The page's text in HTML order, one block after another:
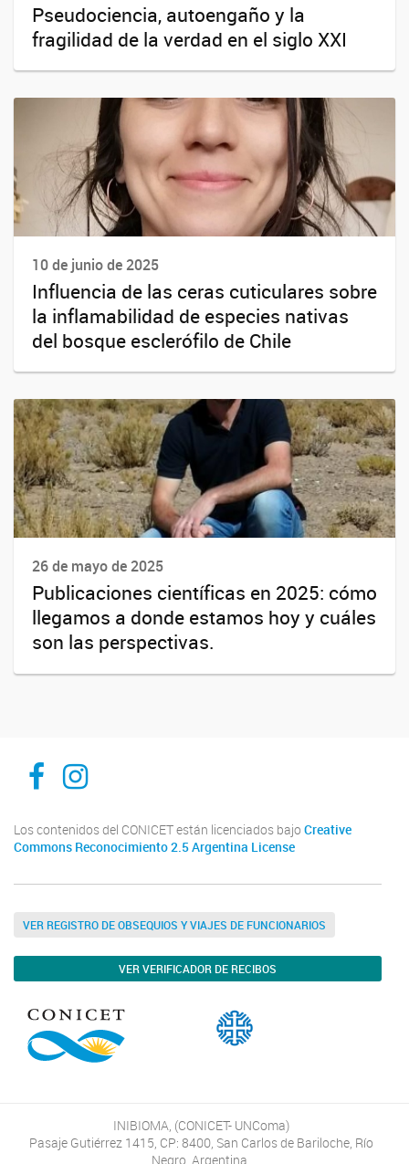
Pseudociencia, autoengaño y la
fragilidad de la verdad en el siglo XXI
10 de junio de 2025
Influencia de las ceras cuticulares sobre
la inflamabilidad de especies nativas
del bosque esclerófilo de Chile
26 de mayo de 2025
Publicaciones científicas en 2025: cómo
llegamos a donde estamos hoy y cuáles
son las perspectivas.
Inibioma-Conicet/Unco
inibiomaabierto
Los contenidos del CONICET están licenciados bajo Creative
Commons Reconocimiento 2.5 Argentina License
VER REGISTRO DE OBSEQUIOS Y VIAJES DE FUNCIONARIOS
VER VERIFICADOR DE RECIBOS
INIBIOMA, (CONICET- UNComa)
Pasaje Gutiérrez 1415, CP: 8400, San Carlos de Bariloche, Río
Negro, Argentina.